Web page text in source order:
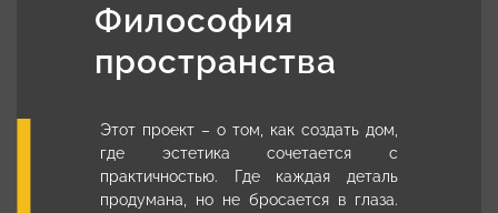
Философия
пространства
Этот проект – о том, как создать дом,
где эстетика сочетается с
практичностью. Где каждая деталь
продумана, но не бросается в глаза.